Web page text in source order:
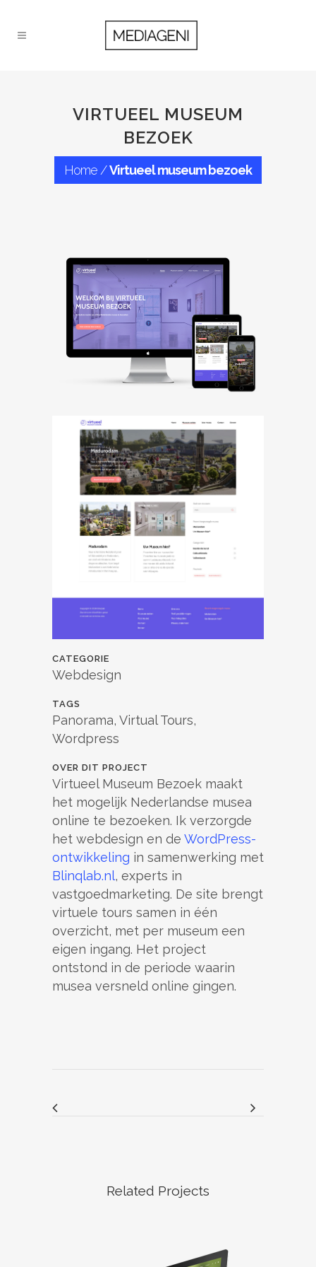
VIRTUEEL MUSEUM
BEZOEK
Home /Virtueel museum bezoek
CATEGORIE
Webdesign
TAGS
Panorama, Virtual Tours,
Wordpress
OVER DIT PROJECT
Virtueel Museum Bezoek maakt
het mogelijk Nederlandse musea
online te bezoeken. Ik verzorgde
het webdesign en de WordPress-
ontwikkeling in samenwerking met
Blinqlab.nl, experts in
vastgoedmarketing. De site brengt
virtuele tours samen in één
overzicht, met per museum een
eigen ingang. Het project
ontstond in de periode waarin
musea versneld online gingen.
Related Projects